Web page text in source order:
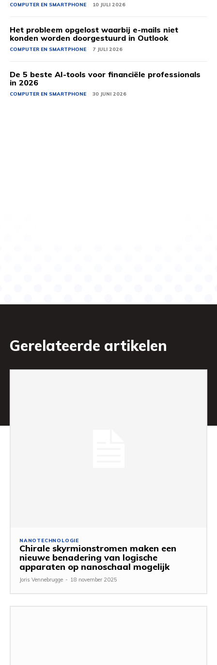
COMPUTER EN SMARTPHONE 10 JULI 2026
Het probleem opgelost waarbij e-mails niet
konden worden doorgestuurd in Outlook
COMPUTER EN SMARTPHONE 7 JULI 2026
De 5 beste AI-tools voor financiële professionals
in 2026
COMPUTER EN SMARTPHONE 30 JUNI 2026
Gerelateerde artikelen
NANOTECHNOLOGIE
Chirale skyrmionstromen maken een
nieuwe benadering van logische
apparaten op nanoschaal mogelijk
Joris Vennebrugge - 18 november 2025